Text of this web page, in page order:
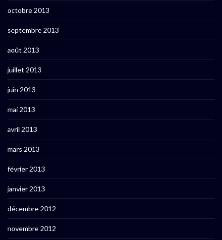
octobre 2013
septembre 2013
août 2013
juillet 2013
juin 2013
mai 2013
avril 2013
mars 2013
février 2013
janvier 2013
décembre 2012
novembre 2012